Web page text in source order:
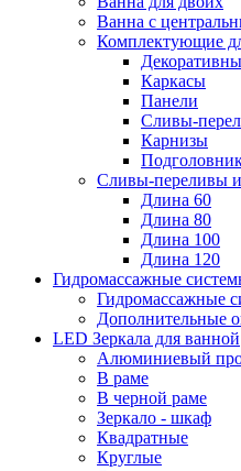
Ванна с
Комплектующие
Каркасы
Панели
Сливы-
Карнизы
Сливы-переливы
Длина 60
Длина 80
Длина 100
Длина 120
Гидромассажные
Гидромассажные
Дополнительные
LED Зеркала для ванной
Алюминиевый
В раме
В черной раме
Зеркало - шкаф
Квадратные
Круглые